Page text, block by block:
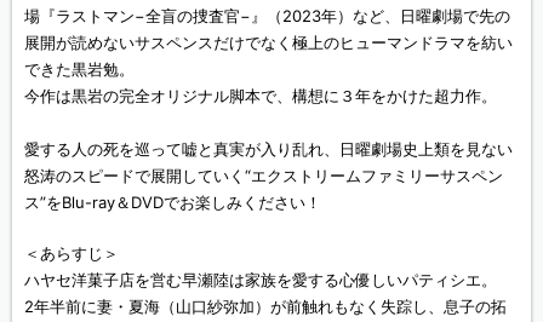
場『ラストマン−全盲の捜査官−』（2023年）など、日曜劇場で先の
展開が読めないサスペンスだけでなく極上のヒューマンドラマを紡い
できた黒岩勉。
今作は黒岩の完全オリジナル脚本で、構想に３年をかけた超力作。
愛する人の死を巡って嘘と真実が入り乱れ、日曜劇場史上類を見ない
怒涛のスピードで展開していく“エクストリームファミリーサスペン
ス”をBlu-ray＆DVDでお楽しみください！
＜あらすじ＞
ハヤセ洋菓子店を営む早瀬陸は家族を愛する心優しいパティシエ。
2年半前に妻・夏海（山口紗弥加）が前触れもなく失踪し、息子の拓